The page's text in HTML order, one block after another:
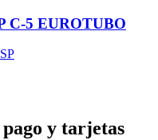
C-5 EUROTUBO
y tarjetas